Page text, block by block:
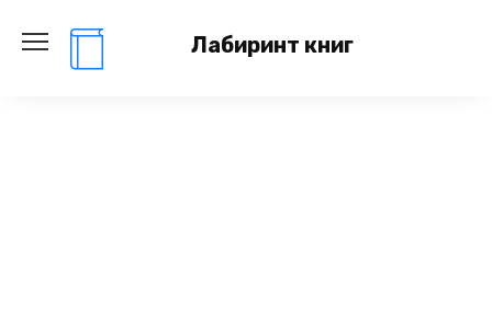
содержанию
Лабиринт книг